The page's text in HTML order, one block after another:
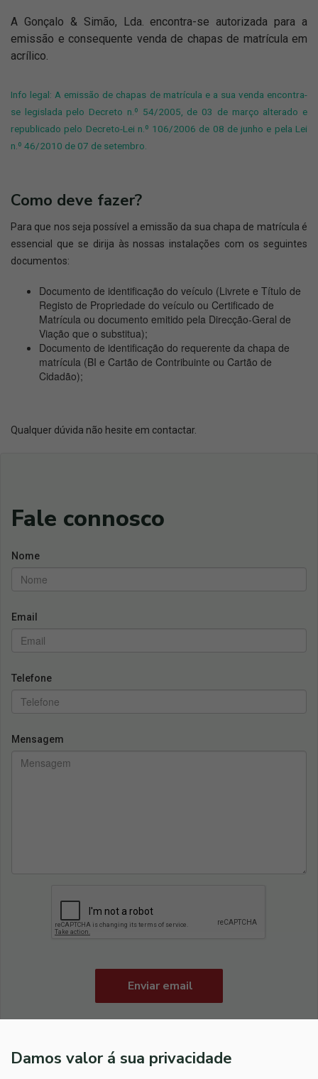
A Gonçalo & Simão, Lda. encontra-se autorizada para a
emissão e consequente venda de chapas de matrícula em
acrílico.
Info legal: A emissão de chapas de matrícula e a sua venda encontra-
se legislada pelo Decreto n.º 54/2005, de 03 de março alterado e
republicado pelo Decreto-Lei n.º 106/2006 de 08 de junho e pela Lei
n.º 46/2010 de 07 de setembro.
Como deve fazer?
Para que nos seja possível a emissão da sua chapa de matrícula é
essencial que se dirija às nossas instalações com os seguintes
documentos:
Documento de identificação do veículo (Livrete e Título de
Registo de Propriedade do veículo ou Certificado de
Matrícula ou documento emitido pela Direcção-Geral de
Viação que o substitua);
Documento de identificação do requerente da chapa de
matrícula (BI e Cartão de Contribuinte ou Cartão de
Cidadão);
Qualquer dúvida não hesite em contactar.
Fale connosco
Nome
Email
Telefone
Mensagem
Enviar email
Damos valor á sua privacidade